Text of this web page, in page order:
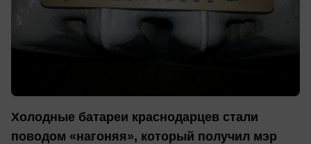
Холодные батареи краснодарцев стали
поводом «нагоняя», который получил мэр